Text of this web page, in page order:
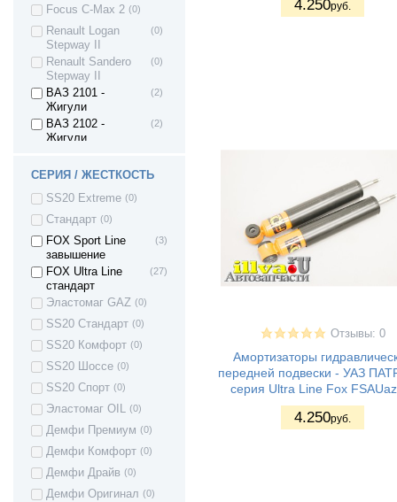
Focus C-Max 2 (0)
Renault Logan
Stepway II
(0)
Renault Sandero
Stepway II
(0)
ВАЗ 2101 -
Жигули
(2)
ВАЗ 2102 -
Жигули
(2)
Жигули
Жигули
ВАЗ 2105 -
ВАЗ 2106 -
Жигули
(2)
ВАЗ 2107 -
Жигули
(2)
ВАЗ 2121 - Нива
4х4 3дв.
ВАЗ 21213 Нива (2)
ВАЗ 21214 (4x4)
Lada 4x4 URBAN
LADA Niva Travel
ВАЗ 2131 - Нива
4х4 5дв
ВАЗ 2123 - Нива II (3)
ВАЗ 21236 -
Chevrolet Niva
СЕРИЯ / ЖЕСТКОСТЬ
SS20 Extreme (0)
Стандарт (0)
FOX Sport Line
завышение
(3)
FOX Ultra Line
стандарт
(27)
Эластомаг GAZ (0)
SS20 Стандарт (0)
SS20 Комфорт (0)
SS20 Шоссе (0)
SS20 Спорт (0)
Эластомаг OIL (0)
Демфи Премиум (0)
Демфи Комфорт (0)
Демфи Драйв (0)
Демфи Оригинал (0)
4.250руб.
Отзывы: 0
Амортизаторы
передней подвески - УАЗ
серия Ultra Line Fox
4.250руб.